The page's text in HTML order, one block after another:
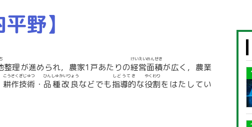
野】
整理が進められ，農家1戸あたりの経営面積
けいえいめんせき
が広く，農業
耕作技術
こうさくぎじゅつ
・ 品種改良
ひんしゅかいりょう
などでも指導的
しどうてき
な役割
やくわり
をはたしてい